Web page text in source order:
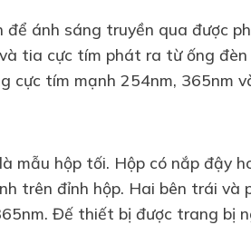
để ánh sáng truyền qua được
tia cực tím phát ra từ ống
cực tím mạnh 254nm, 365nm
mẫu hộp tối. Hộp có nắp đậy
trên đỉnh hộp. Hai bên trái và
Đế thiết bị được trang bị